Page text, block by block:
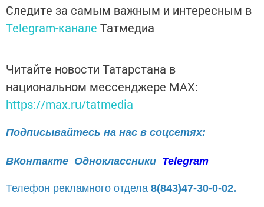
Следите за самым важным и интересным в
Telegram-канале Татмедиа
Читайте новости Татарстана в
национальном мессенджере MАХ:
https://max.ru/tatmedia
Подписывайтесь на нас в соцсетях:
ВКонтакте Одноклассники Telegram
Телефон рекламного отдела 8(843)47-30-0-02.